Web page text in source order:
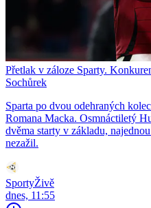
Přetlak v záloze Sparty.
Sochůrek
Sparta po dvou odehraných
Romana Macka. Osmnáctiletý
dvěma starty v základu,
nezažil.
SportyŽivě
dnes, 11:55